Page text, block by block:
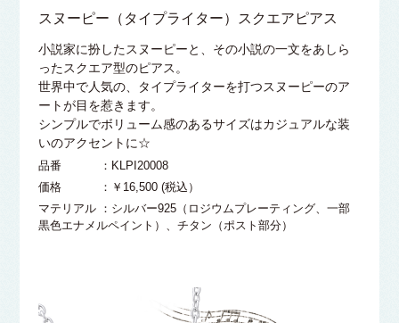
スヌーピー（タイプライター）スクエアピアス
小説家に扮したスヌーピーと、その小説の一文をあしら
ったスクエア型のピアス。
世界中で人気の、タイプライターを打つスヌーピーのア
ートが目を惹きます。
シンプルでボリューム感のあるサイズはカジュアルな装
いのアクセントに☆
品番 ：KLPI20008
価格 ：￥16,500 (税込）
マテリアル ：シルバー925（ロジウムプレーティング、一部
黒色エナメルペイント）、チタン（ポスト部分）